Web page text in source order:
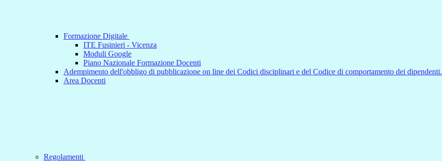
Formazione Digitale
ITE Fusinieri - Vicenza
Moduli Google
Piano Nazionale Formazione Docenti
Adempimento dell'obbligo di pubblicazione on line dei Codici disciplinari e del Codice di comportamento dei dipendenti.
Area Docenti
Regolamenti